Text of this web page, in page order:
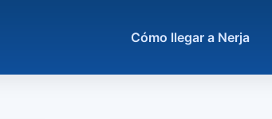
Cómo llegar a Nerja